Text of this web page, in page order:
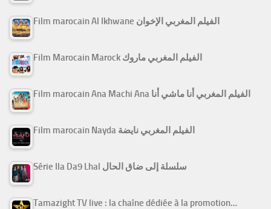
Film marocain Al Ikhwane الفيلم المغربي الإخوان
Film Marocain Marock الفيلم المغربي ماروك
Film marocain Ana Machi Ana الفيلم المغربي أنا ماشي أنا
Film marocain Nayda الفيلم المغربي نايضة
Série Ila Da9 Lhal سلسلة إلى ضاق الحال
Tamazight TV live : la chaîne dédiée à la promotion…